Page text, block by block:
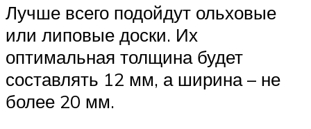
Лучше всего подойдут ольховые
или липовые доски. Их
оптимальная толщина будет
составлять 12 мм, а ширина – не
более 20 мм.